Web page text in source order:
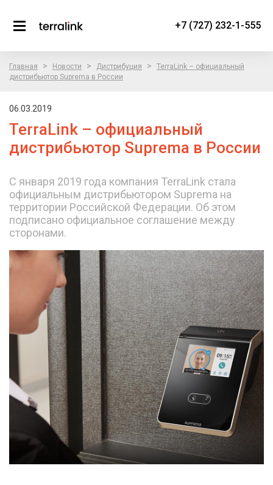
+7 (727) 232-1-555
Главная > Новости > Дистрибуция >
TerraLink – официальный
дистрибьютор Suprema в России
06.03.2019
TerraLink – официальный
дистрибьютор Suprema в России
С января 2019 года компания TerraLink стала
официальным дистрибьютором Suprema на
территории Российской Федерации. Об этом
подписано официальное соглашение между
сторонами.